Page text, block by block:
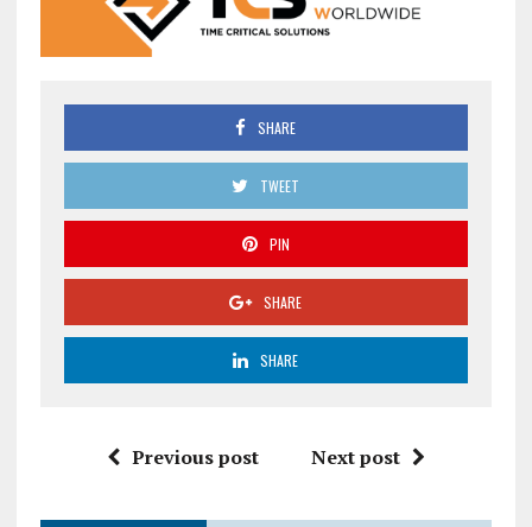
SHARE
TWEET
PIN
SHARE
SHARE
Previous post Next post